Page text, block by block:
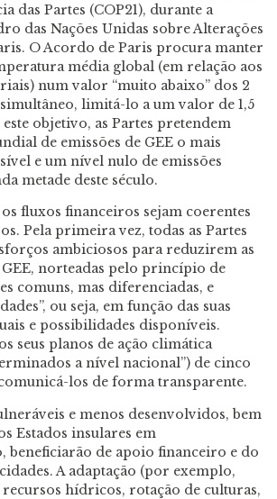
das Partes (COP21), durante a
das Nações Unidas sobre Alterações
O Acordo de Paris procura manter
média global (em relação aos
num valor “muito abaixo” dos 2
limitá-lo a um valor de 1,5
este objetivo, as Partes pretendem
de emissões de GEE o mais
e um nível nulo de emissões
metade deste século.
fluxos financeiros sejam coerentes
Pela primeira vez, todas as Partes
ambiciosos para reduzirem as
GEE, norteadas pelo princípio de
comuns, mas diferenciadas, e
ou seja, em função das suas
e possibilidades disponíveis.
seus planos de ação climática
a nível nacional”) de cinco
los de forma transparente.
e menos desenvolvidos, bem
Estados insulares em
beneficiarão de apoio financeiro e do
A adaptação (por exemplo,
hídricos, rotação de culturas,